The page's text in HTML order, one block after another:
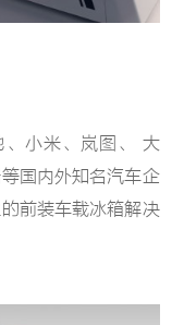
小米、岚图、 大
国内外知名汽车企
前装车载冰箱解决